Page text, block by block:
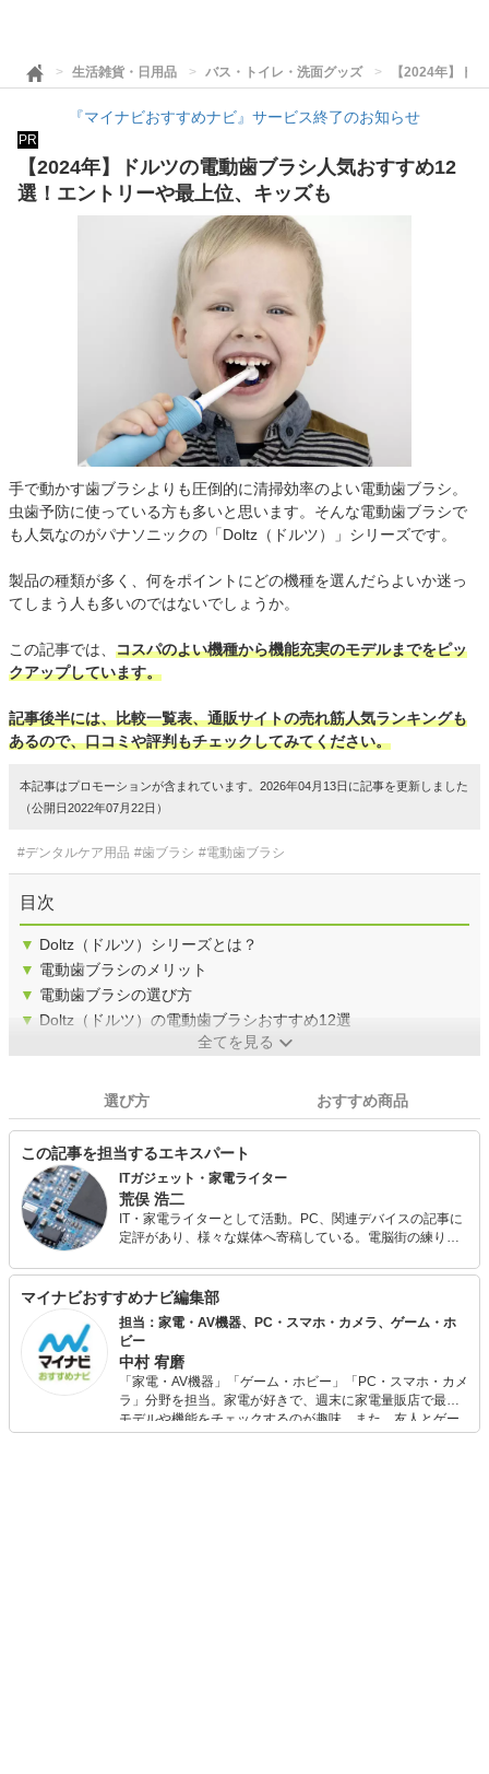
生活雑貨・日用品 バス・トイレ・洗面グッズ 【2024年】ド
『マイナビおすすめナビ』サービス終了のお知らせ
PR
【2024年】ドルツの電動歯ブラシ人気おすすめ12
選！エントリーや最上位、キッズも
手で動かす歯ブラシよりも圧倒的に清掃効率のよい電動歯ブラシ。
虫歯予防に使っている方も多いと思います。そんな電動歯ブラシで
も人気なのがパナソニックの「Doltz（ドルツ）」シリーズです。
製品の種類が多く、何をポイントにどの機種を選んだらよいか迷っ
てしまう人も多いのではないでしょうか。
この記事では、 コスパのよい機種から機能充実のモデルまでをピッ
クアップしています。
記事後半には、比較一覧表、通販サイトの売れ筋人気ランキングも
あるので、口コミや評判もチェックしてみてください。
本記事はプロモーションが含まれています。2026年04月13日に記事を更新しました
（公開日2022年07月22日）
#デンタルケア用品 #歯ブラシ #電動歯ブラシ
目次
▼ Doltz（ドルツ）シリーズとは？
▼ 電動歯ブラシのメリット
▼ 電動歯ブラシの選び方
▼ Doltz（ドルツ）の電動歯ブラシおすすめ12選
全てを見る
選び方 おすすめ商品
この記事を担当するエキスパート
ITガジェット・家電ライター
荒俣 浩二
IT・家電ライターとして活動。PC、関連デバイスの記事に
定評があり、様々な媒体へ寄稿している。電脳街の練り歩
るのも大好きなので、新しいものが出るとすぐに飛びつい
てしまう傾向が強い。
マイナビおすすめナビ編集部
担当：家電・AV機器、PC・スマホ・カメラ、ゲーム・ホ
ビー
中村 宥磨
「家電・AV機器」「ゲーム・ホビー」「PC・スマホ・カメ
ラ」分野を担当。家電が好きで、週末に家電量販店で最新
モデルや機能をチェックするのが趣味。また、友人とゲー
ムを楽しみながら、新作タイトルやイベント情報もいち早